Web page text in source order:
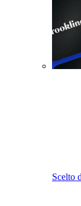
Scelto